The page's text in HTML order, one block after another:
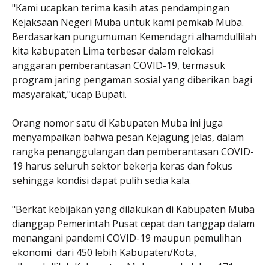
"Kami ucapkan terima kasih atas pendampingan
Kejaksaan Negeri Muba untuk kami pemkab Muba.
Berdasarkan pungumuman Kemendagri alhamdullilah
kita kabupaten Lima terbesar dalam relokasi
anggaran pemberantasan COVID-19, termasuk
program jaring pengaman sosial yang diberikan bagi
masyarakat,"ucap Bupati.
Orang nomor satu di Kabupaten Muba ini juga
menyampaikan bahwa pesan Kejagung jelas, dalam
rangka penanggulangan dan pemberantasan COVID-
19 harus seluruh sektor bekerja keras dan fokus
sehingga kondisi dapat pulih sedia kala.
"Berkat kebijakan yang dilakukan di Kabupaten Muba
dianggap Pemerintah Pusat cepat dan tanggap dalam
menangani pandemi COVID-19 maupun pemulihan
ekonomi dari 450 lebih Kabupaten/Kota,